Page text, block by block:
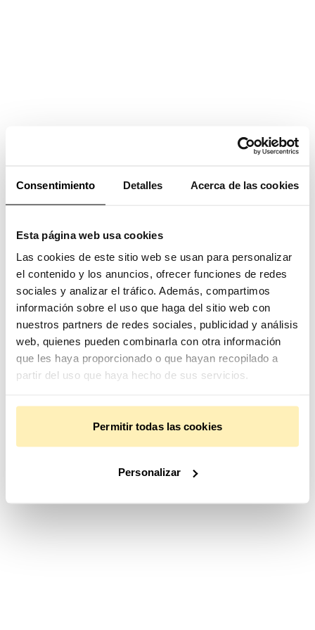
Consentimiento Detalles Acerca de las cookies
Esta página web usa cookies
Las cookies de este sitio web se usan para personalizar
el contenido y los anuncios, ofrecer funciones de redes
sociales y analizar el tráfico. Además, compartimos
información sobre el uso que haga del sitio web con
nuestros partners de redes sociales, publicidad y análisis
web, quienes pueden combinarla con otra información
que les haya proporcionado o que hayan recopilado a
partir del uso que haya hecho de sus servicios.
Permitir todas las cookies
Personalizar
¡
a
y
a
,
n
e
o